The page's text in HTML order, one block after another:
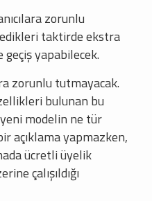
zorunlu
taktirde ekstra
yapabilecek.
zorunlu tutmayacak.
bulunan bu
modelin ne tür
açıklama yapmazken,
ücretli üyelik
çalışıldığı